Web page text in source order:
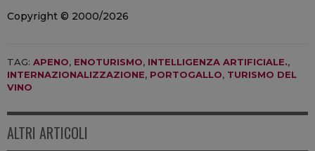
Copyright © 2000/2026
TAG: APENO, ENOTURISMO, INTELLIGENZA ARTIFICIALE.,
INTERNAZIONALIZZAZIONE, PORTOGALLO, TURISMO DEL
VINO
ALTRI ARTICOLI